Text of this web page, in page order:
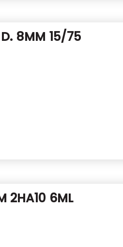
D. 8MM 15/75
2HA10 6ML